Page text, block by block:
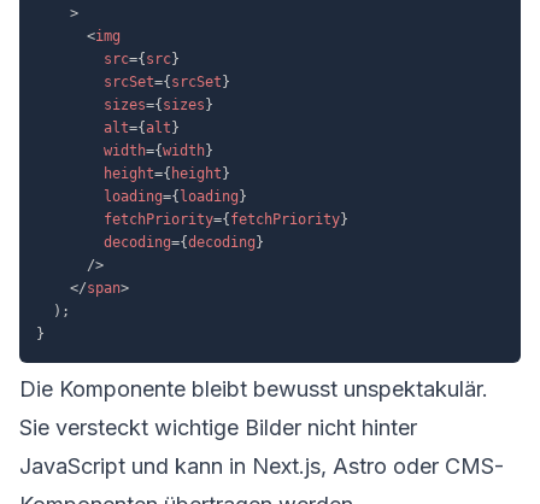
>
<img
src={ src}
srcSet={ srcSet }
sizes={ sizes }
alt={alt }
width={width}
height={ height }
loading={ loading }
fetchPriority={ fetchPriority}
decoding={decoding }
/>
</span>
) ;
}
Die Komponente bleibt bewusst unspektakulär.
Sie versteckt wichtige Bilder nicht hinter
JavaScript und kann in Next.js, Astro oder CMS-